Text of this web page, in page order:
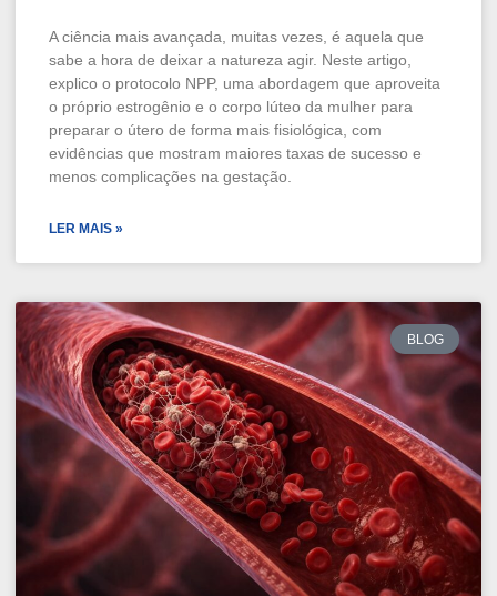
A ciência mais avançada, muitas vezes, é aquela que
sabe a hora de deixar a natureza agir. Neste artigo,
explico o protocolo NPP, uma abordagem que aproveita
o próprio estrogênio e o corpo lúteo da mulher para
preparar o útero de forma mais fisiológica, com
evidências que mostram maiores taxas de sucesso e
menos complicações na gestação.
LER MAIS »
BLOG